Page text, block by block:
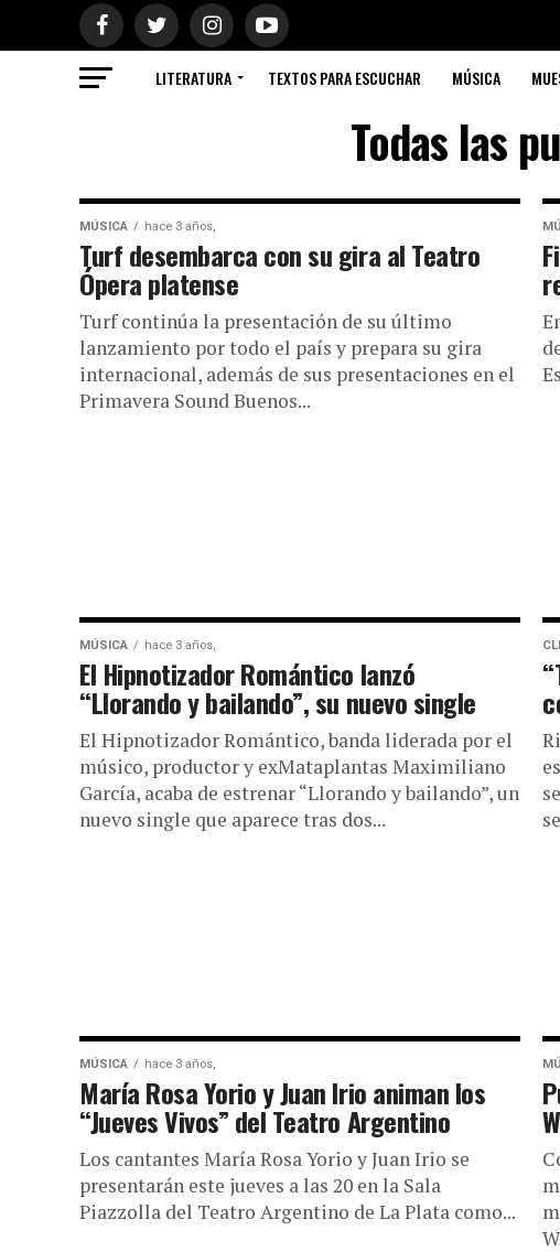
LITERATURA TEXTOS PARA ESCUCHAR MÚSICA
Todas las
MÚSICA hace 3 años,
Turf desembarca con su gira al Teatro
Ópera platense
Turf continúa la presentación de su último
lanzamiento por todo el país y prepara su gira
internacional, además de sus presentaciones en el
Primavera Sound Buenos...
MÚSICA hace 3 años,
El Hipnotizador Romántico lanzó
“Llorando y bailando”, su nuevo single
El Hipnotizador Romántico, banda liderada por el
músico, productor y exMataplantas Maximiliano
García, acaba de estrenar “Llorando y bailando”, un
nuevo single que aparece tras dos...
MÚSICA hace 3 años,
María Rosa Yorio y Juan Irio animan los
“Jueves Vivos” del Teatro Argentino
Los cantantes María Rosa Yorio y Juan Irio se
presentarán este jueves a las 20 en la Sala
Piazzolla del Teatro Argentino de La Plata como...